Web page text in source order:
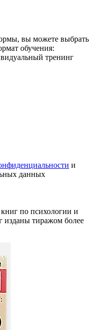
вы можете выбрать
обучения:
тренинг
и
данных
по психологии и
изданы тиражом более